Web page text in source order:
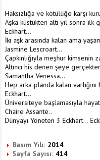
Haksızlığa ve kötülüğe karşı
Aşka küstükten altı yıl sonra ilk
Eckhart...
İki aşk arasında kalan ama
Jasmine Lescroart...
Çapkınlığıyla meşhur
Altıncı his denen şeye
Samantha Venessa...
Hep arka planda kalan
Eckhart...
Üniversiteye başlamasıyla
Chaire Assante..
Dünyayı Yöneten 3 Eckhart...
Basım Yılı: 2014
Sayfa Sayısı: 414